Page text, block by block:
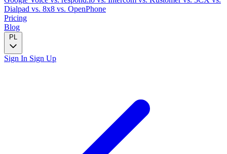
Dialpad vs. 8x8 vs. OpenPhone
Pricing
Blog
PL
Sign In Sign Up